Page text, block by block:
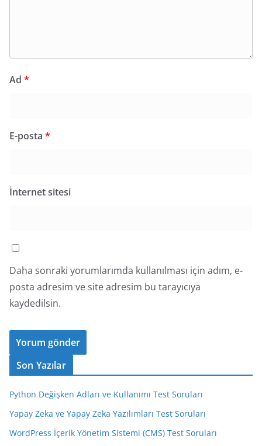
Ad *
E-posta *
İnternet sitesi
Daha sonraki yorumlarımda kullanılması için adım, e-
posta adresim ve site adresim bu tarayıcıya
kaydedilsin.
Son Yazılar
Python Değişken Adları ve Kullanımı Test Soruları
Yapay Zeka ve Yapay Zeka Yazılımları Test Soruları
WordPress İçerik Yönetim Sistemi (CMS) Test Soruları